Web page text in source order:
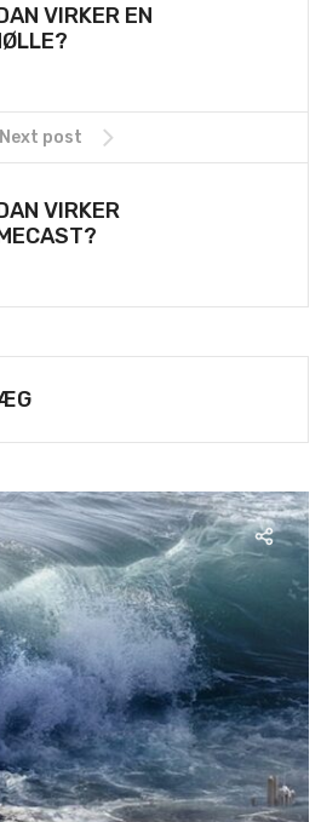
VIRKER EN
Next post
VIRKER